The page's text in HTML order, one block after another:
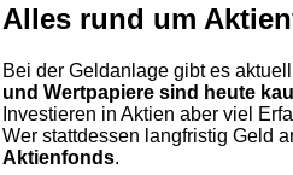
Alles rund um
Bei der Geldanlage gibt es
und Wertpapiere sind heute
Investieren in Aktien aber viel
Wer stattdessen langfristig Geld
Aktienfonds.